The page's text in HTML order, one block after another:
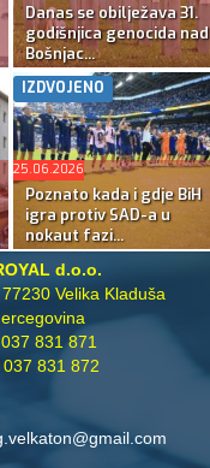
Danas se obilježava 31.
godišnjica genocida nad
Bošnjac...
IZDVOJENO
25.06.2026
Poznato kada i gdje BiH
igra protiv SAD-a u
nokaut fazi...
d.o.o.
Velika Kladuša
831 871
831 872